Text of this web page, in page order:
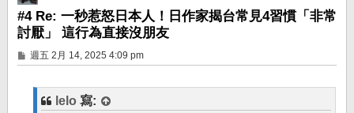
#4 Re: 一秒惹怒日本人！日作家揭台常見4習慣「非常
討厭」 這行為直接沒朋友
文
章
週五 2月 14, 2025 4:09 pm
lelo 寫: